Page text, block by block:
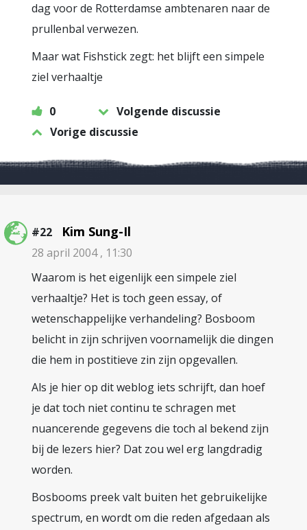
dag voor de Rotterdamse ambtenaren naar de
prullenbal verwezen.
Maar wat Fishstick zegt: het blijft een simpele
ziel verhaaltje
0
Volgende discussie
Vorige discussie
#22 Kim Sung-Il
28 april 2004 , 11:30
Waarom is het eigenlijk een simpele ziel
verhaaltje? Het is toch geen essay, of
wetenschappelijke verhandeling? Bosboom
belicht in zijn schrijven voornamelijk die dingen
die hem in postitieve zin zijn opgevallen.
Als je hier op dit weblog iets schrijft, dan hoef
je dat toch niet continu te schragen met
nuancerende gegevens die toch al bekend zijn
bij de lezers hier? Dat zou wel erg langdradig
worden.
Bosbooms preek valt buiten het gebruikelijke
spectrum, en wordt om die reden afgedaan als